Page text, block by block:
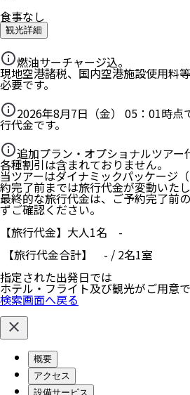
食事なし
観光詳細
燃油サーチャージ込。
現地空港諸税、国内空港施設使用料
必要です。
2026年8月7日（金） 05：01時点
行代金です。
追加プラン・オプショナルツアー
各種割引は含まれておりません。
当ツアーはダイナミックパッケージ
約完了前までは旅行代金が変動いた
最終的な旅行代金は、ご予約完了前
ずご確認ください。
【旅行代金】大人1名 -
【旅行代金合計】 - / 2名1室
指定された出発日では
ホテル・フライト及び観光がご用意で
検索画面へ戻る
概要
アクセス
設備サービス